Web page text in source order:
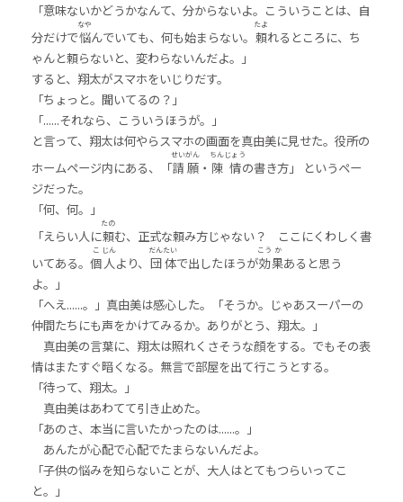
「意味ないかどうかなんて、分からないよ。こういうことは、自
分だけで悩
なや
んでいても、何も始まらない。 頼
たよ
れるところに、ち
ゃんと頼らないと、変わらないんだよ。」
すると、翔太がスマホをいじりだす。
「ちょっと。聞いてるの？」
「......それなら、こういうほうが。」
と言って、翔太は何やらスマホの画面を真由美に見せた。役所の
ホームページ内にある、「請
せい
願
がん
・ 陳
ちん
情
じょう
の書き方」 というペー
ジだった。
「何、何。」
「えらい人に頼
たの
む、正式な頼み方じゃない？ ここにくわしく書
いてある。 個
こ
人
じん
より、 団
だん
体
たい
で出したほうが効
こう
果
か
あると思う
よ。」
「へえ......。」真由美は感心した。「そうか。じゃあスーパーの
仲間たちにも声をかけてみるか。ありがとう、翔太。」
真由美の言葉に、翔太は照れくさそうな顔をする。でもその表
情はまたすぐ暗くなる。無言で部屋を出て行こうとする。
「待って、翔太。」
真由美はあわてて引き止めた。
「あのさ、本当に言いたかったのは......。」
あんたが心配で心配でたまらないんだよ。
「子供の悩みを知らないことが、大人はとてもつらいってこ
と。」